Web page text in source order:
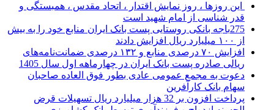
این روزها ، روز نمایش اقتدار ، اتحاد مقدس ، همبستگی و
قدر شناسی از امام شهید است
275باجه بانکی روستایی پست بانک ایران منابع خود را به بیش
از ۱۰۰ میلیارد ریال افزایش دادند
افزایش ۷۰ درصدی منابع و ۱۳۲ درصدی ضمانت‌نامه‌های
ریالی صادره پست بانک ایران در چهارماهه اول سال 1405
دعوت به مجمع عمومی عادی بطور فوق العاده صاحبان
سهام بانک کارآفرین
پرداخت افزون بر 32 هزار میلیارد ریال تسهیلات قرض